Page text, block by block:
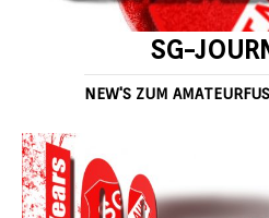
SG-
NEW'S ZUM